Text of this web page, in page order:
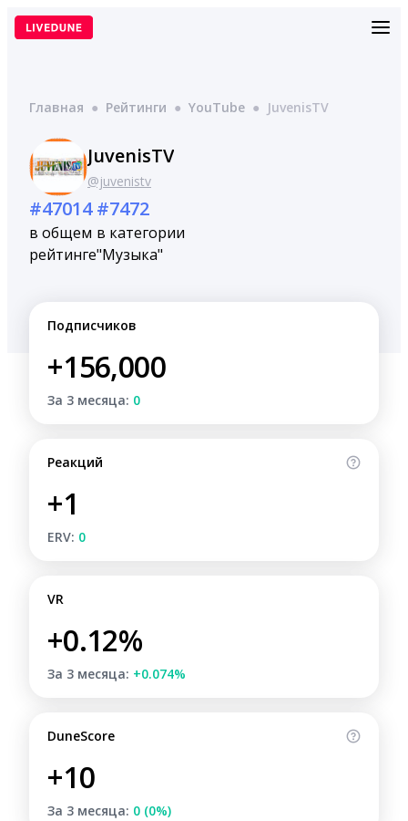
Перейти
Главная ● Рейтинги ● YouTube ● JuvenisTV
JuvenisTV
@juvenistv
#47014
в общем
рейтинге
#7472
в категории
"Музыка"
Подписчиков
+156,000
За 3 месяца: 0
Реакций
+1
ERV: 0
VR
+0.12%
За 3 месяца: +0.074%
DuneScore
+10
За 3 месяца: 0 (0%)